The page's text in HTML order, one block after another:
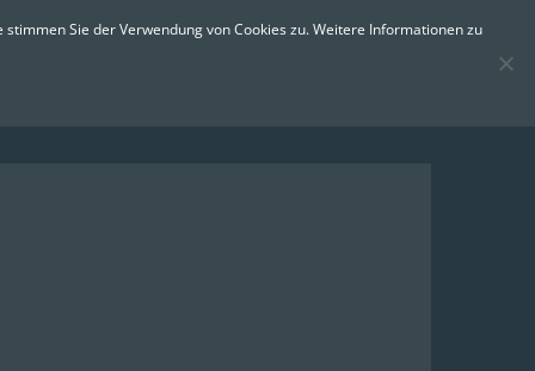
Email:info@bfe-erfurt.de
Sie der Verwendung von Cookies zu. Weitere Informationen zu